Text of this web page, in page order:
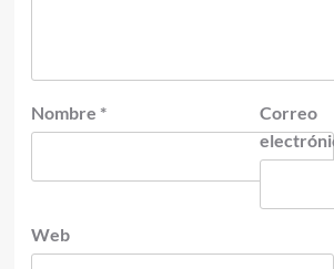
Nombre *
Correo
Web